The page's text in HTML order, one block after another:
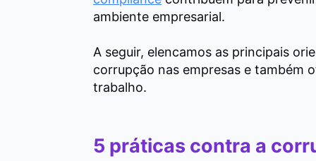
ambiente empresarial.
A seguir, elencamos as principais
corrupção nas empresas e também
trabalho.
5 práticas contra a